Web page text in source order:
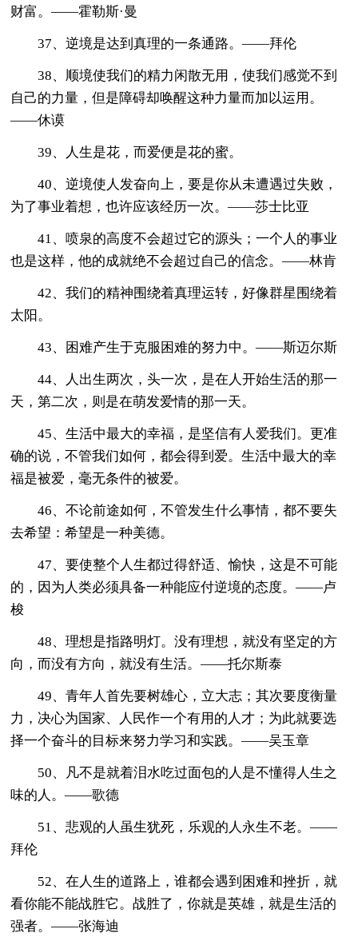
财富。——霍勒斯·曼
37、逆境是达到真理的一条通路。——拜伦
38、顺境使我们的精力闲散无用，使我们感觉不到
自己的力量，但是障碍却唤醒这种力量而加以运用。
――休谟
39、人生是花，而爱便是花的蜜。
40、逆境使人发奋向上，要是你从未遭遇过失败，
为了事业着想，也许应该经历一次。――莎士比亚
41、喷泉的高度不会超过它的源头；一个人的事业
也是这样，他的成就绝不会超过自己的信念。——林肯
42、我们的精神围绕着真理运转，好像群星围绕着
太阳。
43、困难产生于克服困难的努力中。——斯迈尔斯
44、人出生两次，头一次，是在人开始生活的那一
天，第二次，则是在萌发爱情的那一天。
45、生活中最大的幸福，是坚信有人爱我们。更准
确的说，不管我们如何，都会得到爱。生活中最大的幸
福是被爱，毫无条件的被爱。
46、不论前途如何，不管发生什么事情，都不要失
去希望：希望是一种美德。
47、要使整个人生都过得舒适、愉快，这是不可能
的，因为人类必须具备一种能应付逆境的态度。——卢
梭
48、理想是指路明灯。没有理想，就没有坚定的方
向，而没有方向，就没有生活。——托尔斯泰
49、青年人首先要树雄心，立大志；其次要度衡量
力，决心为国家、人民作一个有用的人才；为此就要选
择一个奋斗的目标来努力学习和实践。——吴玉章
50、凡不是就着泪水吃过面包的人是不懂得人生之
味的人。——歌德
51、悲观的人虽生犹死，乐观的人永生不老。——
拜伦
52、在人生的道路上，谁都会遇到困难和挫折，就
看你能不能战胜它。战胜了，你就是英雄，就是生活的
强者。——张海迪